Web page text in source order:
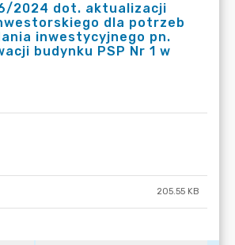
2024 dot. aktualizacji
dla potrzeb
inwestycyjnego pn.
budynku PSP Nr 1 w
205.55 KB